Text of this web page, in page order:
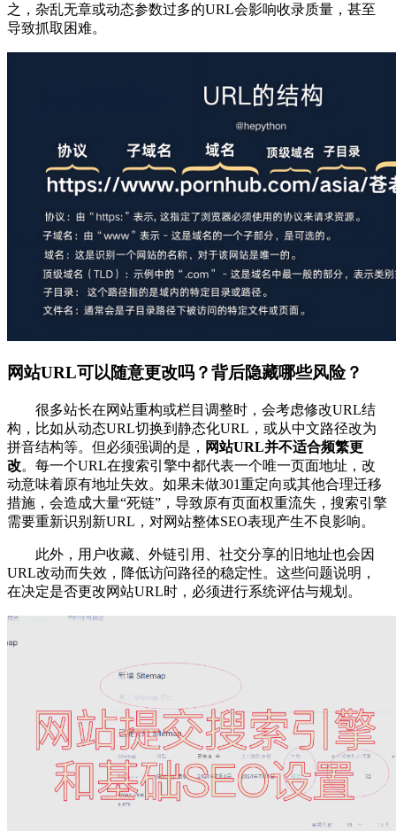
之，杂乱无章或动态参数过多的URL会影响收录质量，甚至
导致抓取困难。
网站URL可以随意更改吗？背后隐藏哪些风险？
很多站长在网站重构或栏目调整时，会考虑修改URL结
构，比如从动态URL切换到静态化URL，或从中文路径改为
拼音结构等。但必须强调的是， 网站URL并不适合频繁更
改。每一个URL在搜索引擎中都代表一个唯一页面地址，改
动意味着原有地址失效。如果未做301重定向或其他合理迁移
措施，会造成大量“死链”，导致原有页面权重流失，搜索引擎
需要重新识别新URL，对网站整体SEO表现产生不良影响。
此外，用户收藏、外链引用、社交分享的旧地址也会因
URL改动而失效，降低访问路径的稳定性。这些问题说明，
在决定是否更改网站URL时，必须进行系统评估与规划。